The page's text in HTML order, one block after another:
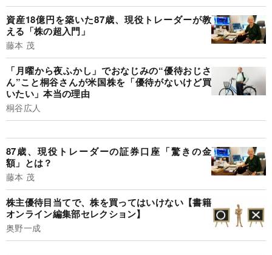
資産18億円を築いた87歳、現役トレーダーが教
える「株の超入門」
藤本 茂
「月曜から夜ふかし」でおなじみの“優待おじさ
ん”こと桐谷さんが米国株を「優待がないけど買
いたい」本当の理由
桐谷広人
87歳、現役トレーダーの証券口座「驚きの金
額」とは？
藤本 茂
株主優待目当てで、株を買ってはいけない【書籍
オンライン編集部セレクション】
奥野一成